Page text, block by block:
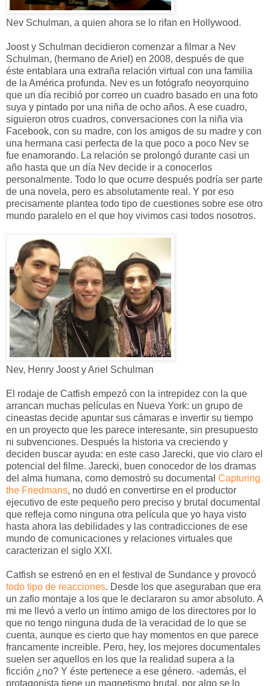
Nev Schulman, a quien ahora se lo rifan en Hollywood.
Joost y Schulman decidieron comenzar a filmar a Nev
Schulman, (hermano de Ariel) en 2008, después de que
éste entablara una extraña relación virtual con una familia
de la América profunda. Nev es un fotógrafo neoyorquino
que un día recibió por correo un cuadro basado en una foto
suya y pintado por una niña de ocho años. A ese cuadro,
siguieron otros cuadros, conversaciones con la niña via
Facebook, con su madre, con los amigos de su madre y con
una hermana casi perfecta de la que poco a poco Nev se
fue enamorando. La relación se prolongó durante casi un
año hasta que un día Nev decide ir a conocerlos
personalmente. Todo lo que ocurre después podría ser parte
de una novela, pero es absolutamente real. Y por eso
precisamente plantea todo tipo de cuestiones sobre ese otro
mundo paralelo en el que hoy vivimos casi todos nosotros.
Nev, Henry Joost y Ariel Schulman
El rodaje de Catfish empezó con la intrepidez con la que
arrancan muchas películas en Nueva York: un grupo de
cineastas decide apuntar sus cámaras e invertir su tiempo
en un proyecto que les parece interesante, sin presupuesto
ni subvenciones. Después la historia va creciendo y
deciden buscar ayuda: en este caso Jarecki, que vio claro el
potencial del filme. Jarecki, buen conocedor de los dramas
del alma humana, como demostró su documental Capturing
the Friedmans, no dudó en convertirse en el productor
ejecutivo de este pequeño pero preciso y brutal documental
que refleja como ninguna otra película que yo haya visto
hasta ahora las debilidades y las contradicciones de ese
mundo de comunicaciones y relaciones virtuales que
caracterizan el siglo XXI.
Catfish se estrenó en en el festival de Sundance y provocó
todo tipo de reacciones. Desde los que aseguraban que era
un zafio montaje a los que le declararon su amor absoluto. A
mi me llevó a verlo un íntimo amigo de los directores por lo
que no tengo ninguna duda de la veracidad de lo que se
cuenta, aunque es cierto que hay momentos en que parece
francamente increible. Pero, hey, los mejores documentales
suelen ser aquellos en los que la realidad supera a la
ficción ¿no? Y éste pertenece a ese género. -además, el
protagonista tiene un magnetismo brutal, por algo se lo